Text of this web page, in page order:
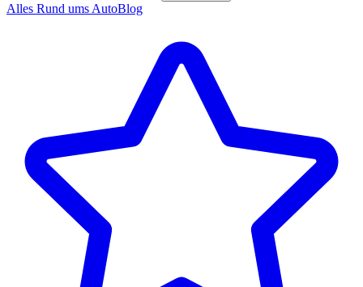
Alles Rund ums AutoBlog